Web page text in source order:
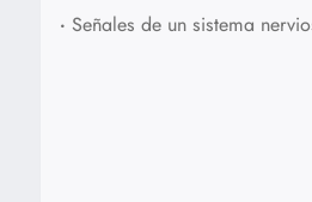
• Señales de un sistema